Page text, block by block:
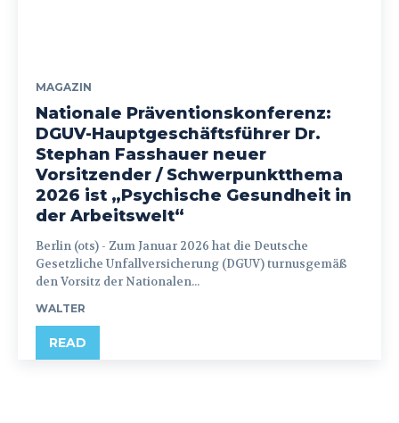
MAGAZIN
Nationale Präventionskonferenz:
DGUV-Hauptgeschäftsführer Dr.
Stephan Fasshauer neuer
Vorsitzender / Schwerpunktthema
2026 ist „Psychische Gesundheit in
der Arbeitswelt“
Berlin (ots) - Zum Januar 2026 hat die Deutsche
Gesetzliche Unfallversicherung (DGUV) turnusgemäß
den Vorsitz der Nationalen...
WALTER
READ